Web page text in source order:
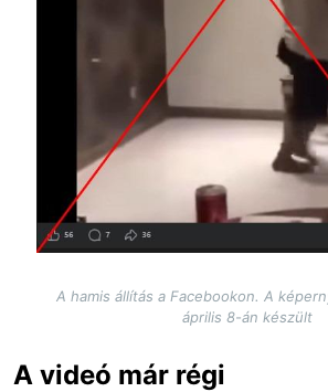
A hamis állítás a Facebookon. A
április 8-án készült
A videó már régi